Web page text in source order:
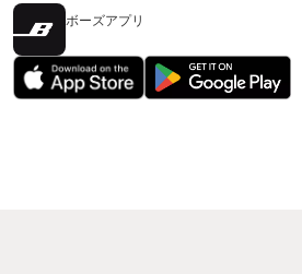
ボーズアプリ